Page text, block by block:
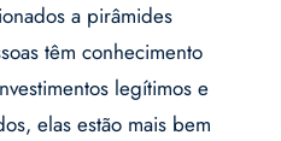
a pirâmides
têm conhecimento
legítimos e
elas estão mais bem